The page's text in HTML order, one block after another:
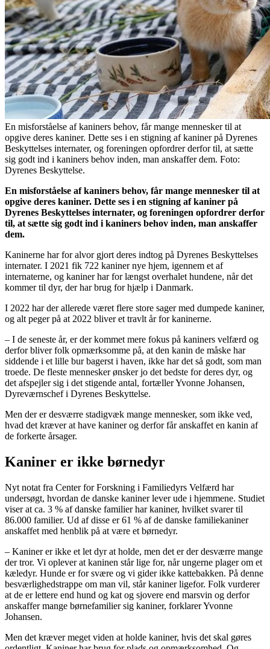
En misforståelse af kaniners behov, får mange mennesker til at
opgive deres kaniner. Dette ses i en stigning af kaniner på Dyrenes
Beskyttelses internater, og foreningen opfordrer derfor til, at sætte
sig godt ind i kaniners behov inden, man anskaffer dem. Foto:
Dyrenes Beskyttelse.
En misforståelse af kaniners behov, får mange mennesker til at
opgive deres kaniner. Dette ses i en stigning af kaniner på
Dyrenes Beskyttelses internater, og foreningen opfordrer derfor
til, at sætte sig godt ind i kaniners behov inden, man anskaffer
dem.
Kaninerne har for alvor gjort deres indtog på Dyrenes Beskyttelses
internater. I 2021 fik 722 kaniner nye hjem, igennem et af
internaterne, og kaniner har for længst overhalet hundene, når det
kommer til dyr, der har brug for hjælp i Danmark.
I 2022 har der allerede været flere store sager med dumpede kaniner,
og alt peger på at 2022 bliver et travlt år for kaninerne.
– I de seneste år, er der kommet mere fokus på kaniners velfærd og
derfor bliver folk opmærksomme på, at den kanin de måske har
siddende i et lille bur bagerst i haven, ikke har det så godt, som man
troede. De fleste mennesker ønsker jo det bedste for deres dyr, og
det afspejler sig i det stigende antal, fortæller Yvonne Johansen,
Dyreværnschef i Dyrenes Beskyttelse.
Men der er desværre stadigvæk mange mennesker, som ikke ved,
hvad det kræver at have kaniner og derfor får anskaffet en kanin af
de forkerte årsager.
Kaniner er ikke børnedyr
Nyt notat fra Center for Forskning i Familiedyrs Velfærd har
undersøgt, hvordan de danske kaniner lever ude i hjemmene. Studiet
viser at ca. 3 % af danske familier har kaniner, hvilket svarer til
86.000 familier. Ud af disse er 61 % af de danske familiekaniner
anskaffet med henblik på at være et børnedyr.
– Kaniner er ikke et let dyr at holde, men det er der desværre mange
der tror. Vi oplever at kaninen står lige for, når ungerne plager om et
kæledyr. Hunde er for svære og vi gider ikke kattebakken. På denne
besværlighedstrappe om man vil, står kaniner ligefor. Folk vurderer
at de er lettere end hund og kat og sjovere end marsvin og derfor
anskaffer mange børnefamilier sig kaniner, forklarer Yvonne
Johansen.
Men det kræver meget viden at holde kaniner, hvis det skal gøres